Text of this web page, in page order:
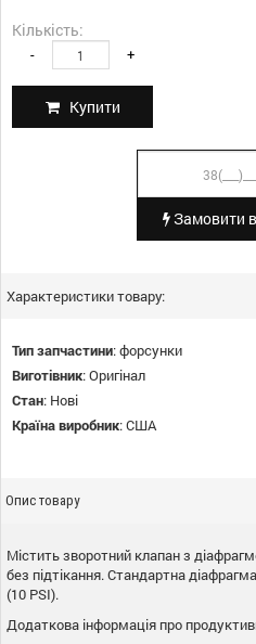
Кількість:
- +
Купити
Замовити
Характеристики товару:
Тип запчастини:форсунки
Виготівник:Оригінал
Стан: Нові
Країна виробник:США
Опис товару
Містить зворотний клапан з
без підтікання. Стандартна
(10 PSI).
Додаткова інформація про